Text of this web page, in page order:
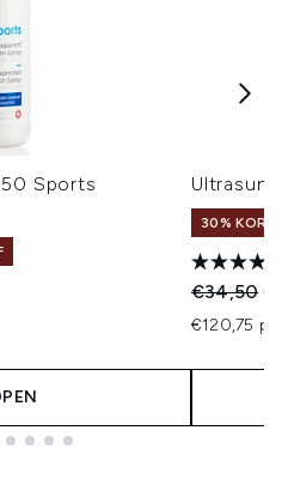
50 Sports
Ultrasun
30%
€34,50
€120,75